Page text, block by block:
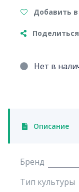
Добавить
Нет в
Описание
Бренд
Тип культуры